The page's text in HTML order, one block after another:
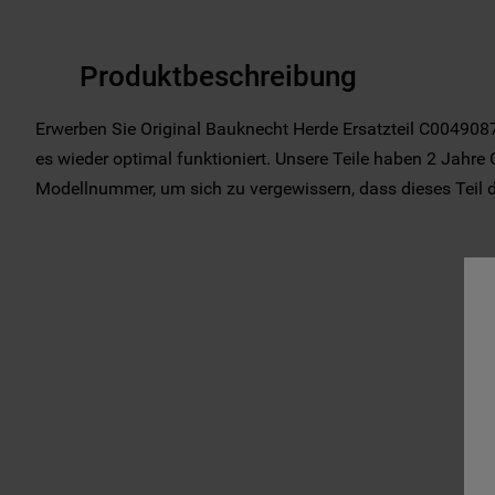
Produktbeschreibung
Erwerben Sie Original Bauknecht Herde Ersatzteil
es wieder optimal funktioniert. Unsere Teile haben 2 Jahre
Modellnummer, um sich zu vergewissern, dass dieses Teil